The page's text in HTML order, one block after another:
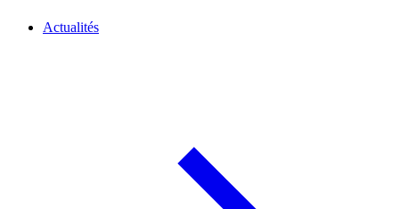
Actualités